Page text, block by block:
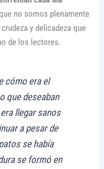
no somos plenamente
y delicadeza que
de los lectores.
cómo era el
que deseaban
llegar sanos
a pesar de
se había
se formó en